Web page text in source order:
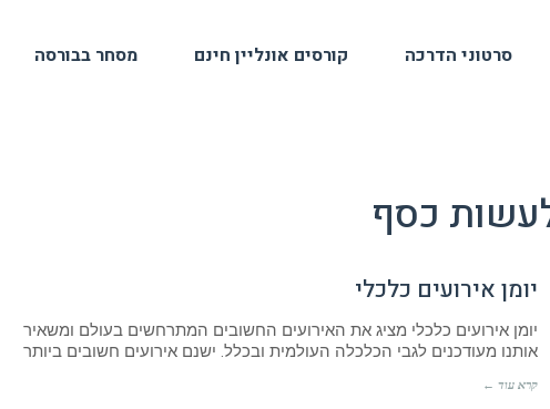
סרטוני הדרכה קורסים אונליין חינם מסחר בבורסה
כסף
יומן אירועים כלכלי
יומן אירועים כלכלי מציג את האירועים החשובים המתרחשים בעולם ומשאיר
אותנו מעודכנים לגבי הכלכלה העולמית ובכלל. ישנם אירועים חשובים ביותר
קרא עוד ←